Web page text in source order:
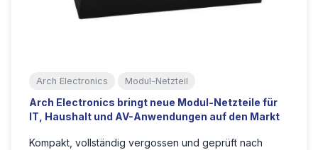
Arch Electronics Modul-Netzteil
Arch Electronics bringt neue Modul-Netzteile für
IT, Haushalt und AV-Anwendungen auf den Markt
Kompakt, vollständig vergossen und geprüft nach